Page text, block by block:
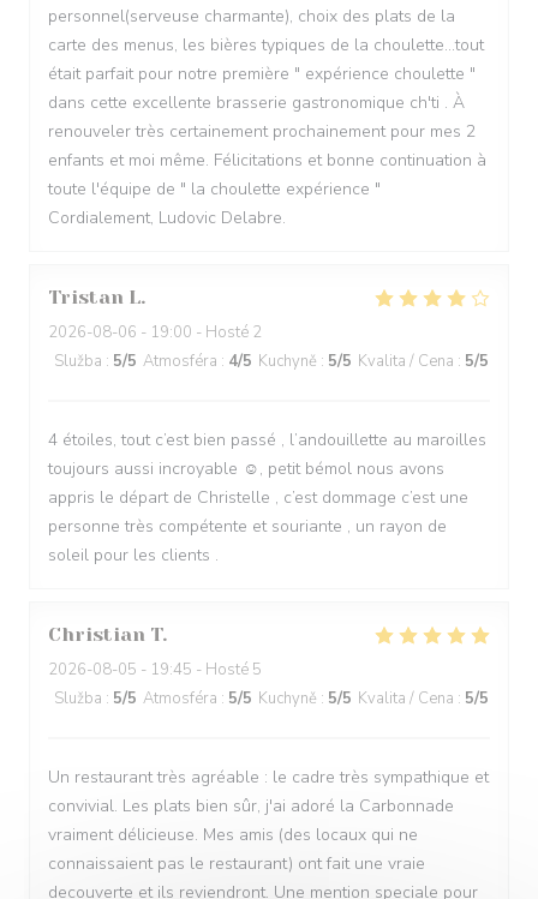
personnel(serveuse charmante), choix des plats de la
carte des menus, les bières typiques de la choulette...tout
était parfait pour notre première " expérience choulette "
dans cette excellente brasserie gastronomique ch'ti . À
renouveler très certainement prochainement pour mes 2
enfants et moi même. Félicitations et bonne continuation à
toute l'équipe de " la choulette expérience "
Cordialement, Ludovic Delabre.
Tristan L
2026-08-06 - 19:00 - Hosté 2
Služba : 5/5 Atmosféra : 4/5 Kuchyně : 5/5 Kvalita / Cena : 5/5
4 étoiles, tout c’est bien passé , l’andouillette au maroilles
toujours aussi incroyable ☺️, petit bémol nous avons
appris le départ de Christelle , c’est dommage c’est une
personne très compétente et souriante , un rayon de
soleil pour les clients .
Christian T
2026-08-05 - 19:45 - Hosté 5
Služba : 5/5 Atmosféra : 5/5 Kuchyně : 5/5 Kvalita / Cena : 5/5
Un restaurant très agréable : le cadre très sympathique et
convivial. Les plats bien sûr, j'ai adoré la Carbonnade
vraiment délicieuse. Mes amis (des locaux qui ne
connaissaient pas le restaurant) ont fait une vraie
decouverte et ils reviendront. Une mention speciale pour